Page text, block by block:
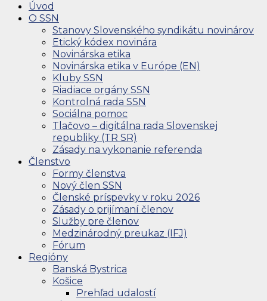
Úvod
O SSN
Stanovy Slovenského syndikátu novinárov
Etický kódex novinára
Novinárska etika
Novinárska etika v Európe (EN)
Kluby SSN
Riadiace orgány SSN
Kontrolná rada SSN
Sociálna pomoc
Tlačovo – digitálna rada Slovenskej
republiky (TR SR)
Zásady na vykonanie referenda
Členstvo
Formy členstva
Nový člen SSN
Členské príspevky v roku 2026
Zásady o prijímaní členov
Služby pre členov
Medzinárodný preukaz (IFJ)
Fórum
Regióny
Banská Bystrica
Košice
Prehľad udalostí